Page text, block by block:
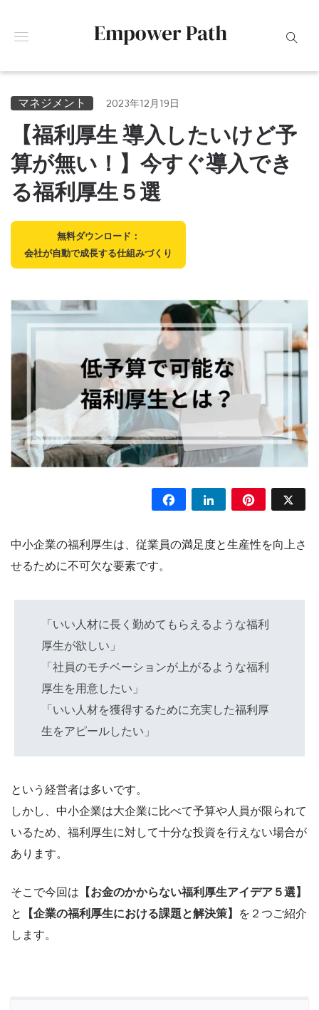
マネジメント 2023年12月19日
【福利厚生 導入したいけど予
算が無い！】今すぐ導入でき
る福利厚生５選
無料ダウンロード：
会社が自動で成長する仕組みづくり
FacebookLinkedIn Pinterest
中小企業の福利厚生は、従業員の満足度と生産性を向上さ
せるために不可欠な要素です。
「いい人材に長く勤めてもらえるような福利
厚生が欲しい」
「社員のモチベーションが上がるような福利
厚生を用意したい」
「いい人材を獲得するために充実した福利厚
生をアピールしたい」
という経営者は多いです。
しかし、中小企業は大企業に比べて予算や人員が限られて
いるため、福利厚生に対して十分な投資を行えない場合が
あります。
そこで今回は 【お金のかからない福利厚生アイデア５選】
と
【企業の福利厚生における課題と解決策】
を２つご紹介
します。